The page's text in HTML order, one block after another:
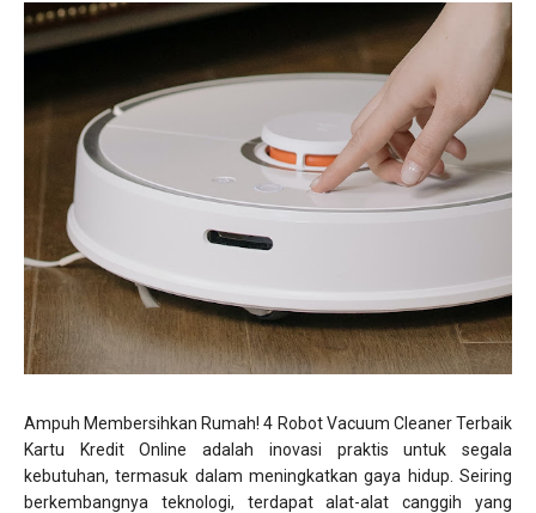
Ampuh Membersihkan Rumah! 4 Robot Vacuum Cleaner Terbaik
Kartu Kredit Online adalah inovasi praktis untuk segala
kebutuhan, termasuk dalam meningkatkan gaya hidup. Seiring
berkembangnya teknologi, terdapat alat-alat canggih yang